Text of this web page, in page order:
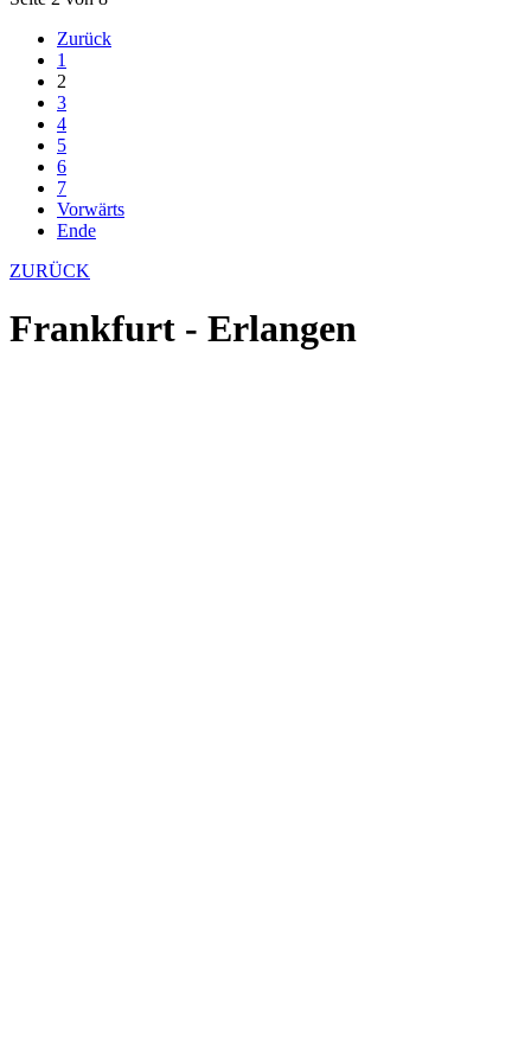
Zurück
1
2
3
4
5
6
7
Vorwärts
Ende
ZURÜCK
Frankfurt - Erlangen